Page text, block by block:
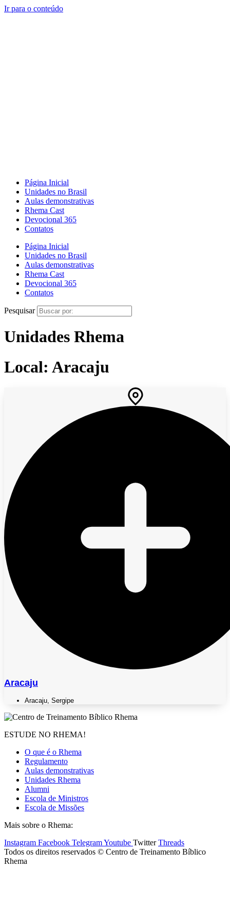
Ir para o conteúdo
Página Inicial
Unidades no Brasil
Aulas demonstrativas
Rhema Cast
Devocional 365
Contatos
Página Inicial
Unidades no Brasil
Aulas demonstrativas
Rhema Cast
Devocional 365
Contatos
Pesquisar
Unidades Rhema
Local: Aracaju
Aracaju
Aracaju, Sergipe
ESTUDE NO RHEMA!
O que é o Rhema
Regulamento
Aulas demonstrativas
Unidades Rhema
Alumni
Escola de Ministros
Escola de Missões
Mais sobre o Rhema:
Instagram Facebook TelegramYoutube Twitter Threads
Todos os direitos reservados © Centro de Treinamento Bíblico
Rhema